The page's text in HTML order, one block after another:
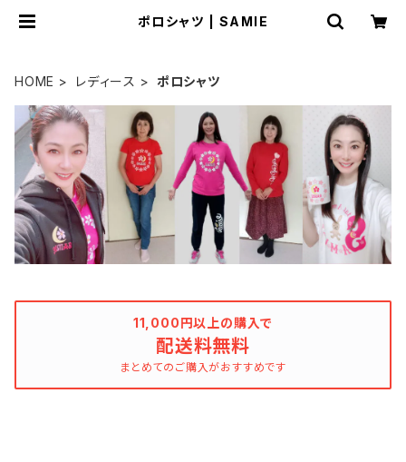
ポロシャツ | SAMIE
HOME レディース ポロシャツ
11,000円以上の購入で
配送料無料
まとめてのご購入がおすすめです